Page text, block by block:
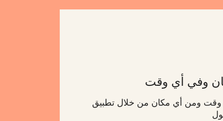
وفي أي وقت
وقت ومن أي مكان من خلال تطبيق